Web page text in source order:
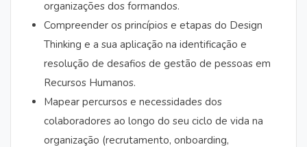
organizações dos formandos.
Compreender os princípios e etapas do Design
Thinking e a sua aplicação na identificação e
resolução de desafios de gestão de pessoas em
Recursos Humanos.
Mapear percursos e necessidades dos
colaboradores ao longo do seu ciclo de vida na
organização (recrutamento, onboarding,